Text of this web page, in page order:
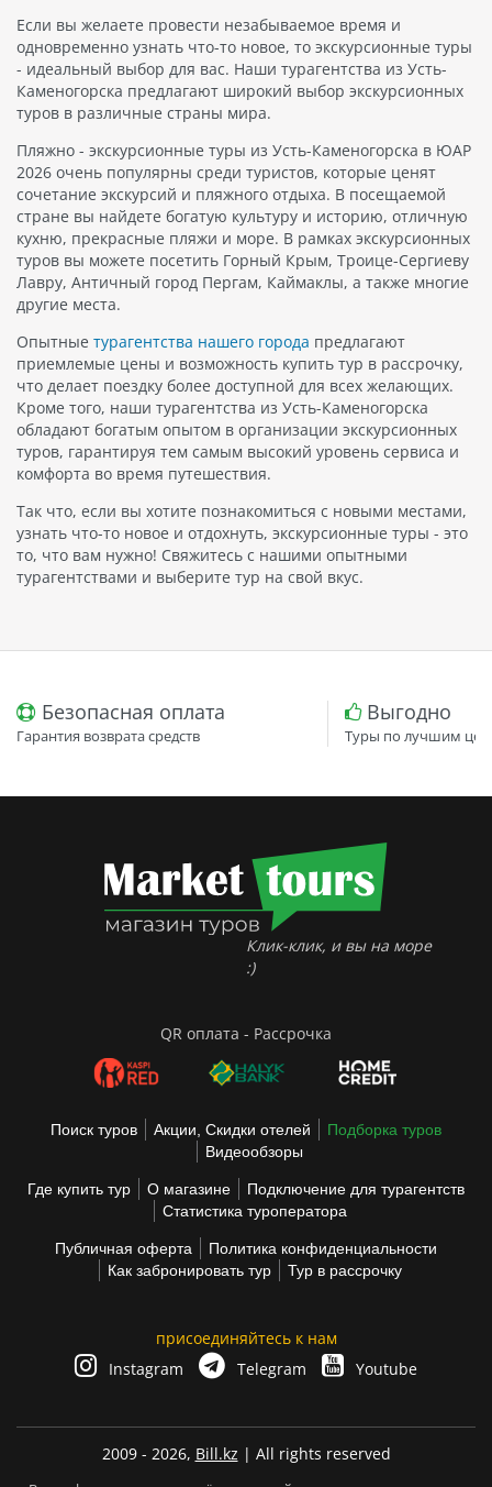
Если вы желаете провести незабываемое время и
одновременно узнать что-то новое, то экскурсионные туры
- идеальный выбор для вас. Наши турагентства из Усть-
Каменогорска предлагают широкий выбор экскурсионных
туров в различные страны мира.
Пляжно - экскурсионные туры из Усть-Каменогорска в ЮАР
2026 очень популярны среди туристов, которые ценят
сочетание экскурсий и пляжного отдыха. В посещаемой
стране вы найдете богатую культуру и историю, отличную
кухню, прекрасные пляжи и море. В рамках экскурсионных
туров вы можете посетить Горный Крым, Троице-Сергиеву
Лавру, Античный город Пергам, Каймаклы, а также многие
другие места.
Опытные турагентства нашего города предлагают
приемлемые цены и возможность купить тур в рассрочку,
что делает поездку более доступной для всех желающих.
Кроме того, наши турагентства из Усть-Каменогорска
обладают богатым опытом в организации экскурсионных
туров, гарантируя тем самым высокий уровень сервиса и
комфорта во время путешествия.
Так что, если вы хотите познакомиться с новыми местами,
узнать что-то новое и отдохнуть, экскурсионные туры - это
то, что вам нужно! Свяжитесь с нашими опытными
турагентствами и выберите тур на свой вкус.
Безопасная оплата
Гарантия возврата средств
Выгодно
Туры по лучшим
Клик-клик, и вы на море
:)
QR оплата - Рассрочка
Поиск туров Акции, Скидки отелей
Подборка туров
Видеообзоры
Где купить тур О магазине
Подключение для турагентств
Статистика туроператора
Публичная оферта
Политика конфиденциальности
Как забронировать тур
Тур в рассрочку
присоединяйтесь к нам
Instagram
Telegram Youtube
2009 - 2026, Bill.kz | All rights reserved